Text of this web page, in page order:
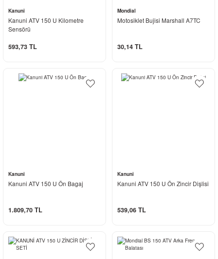
Kanuni
Kanuni ATV 150 U Kilometre
Sensörü
593,73 TL
Mondial
Motosiklet Bujisi Marshall A7TC
30,14 TL
Kanuni
Kanuni ATV 150 U Ön Bagaj
1.809,70 TL
Kanuni
Kanuni ATV 150 U Ön Zincir Dişlisi
539,06 TL